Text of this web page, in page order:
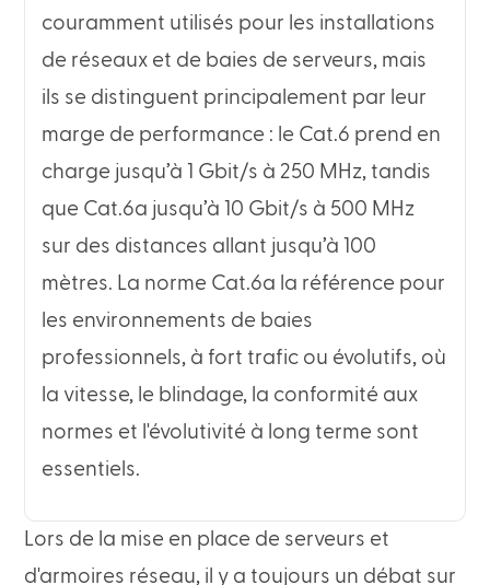
couramment utilisés pour les installations
de réseaux et de baies de serveurs, mais
ils se distinguent principalement par leur
marge de performance : le Cat.6 prend en
charge jusqu’à 1 Gbit/s à 250 MHz, tandis
que Cat.6a jusqu’à 10 Gbit/s à 500 MHz
sur des distances allant jusqu’à 100
mètres. La norme Cat.6a la référence pour
les environnements de baies
professionnels, à fort trafic ou évolutifs, où
la vitesse, le blindage, la conformité aux
normes et l'évolutivité à long terme sont
essentiels.
Lors de la mise en place de serveurs et
d'armoires réseau, il y a toujours un débat sur